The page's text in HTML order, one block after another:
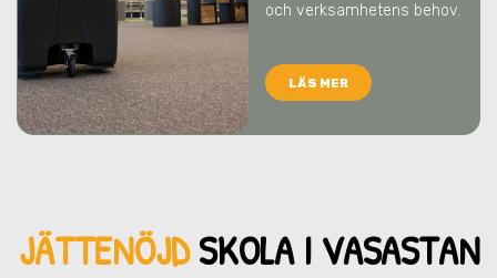
och verksamhetens behov.
LÄS MER
JÄTTENÖJDSKOLA I VASASTAN